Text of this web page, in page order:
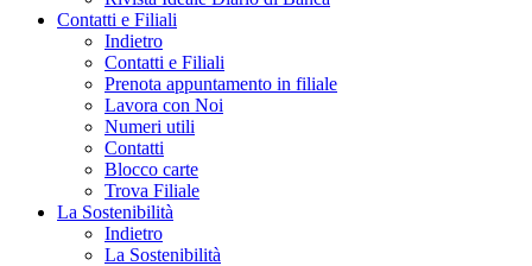
Contatti e Filiali
Indietro
Contatti e Filiali
Prenota appuntamento in filiale
Lavora con Noi
Numeri utili
Contatti
Blocco carte
Trova Filiale
La Sostenibilità
Indietro
La Sostenibilità